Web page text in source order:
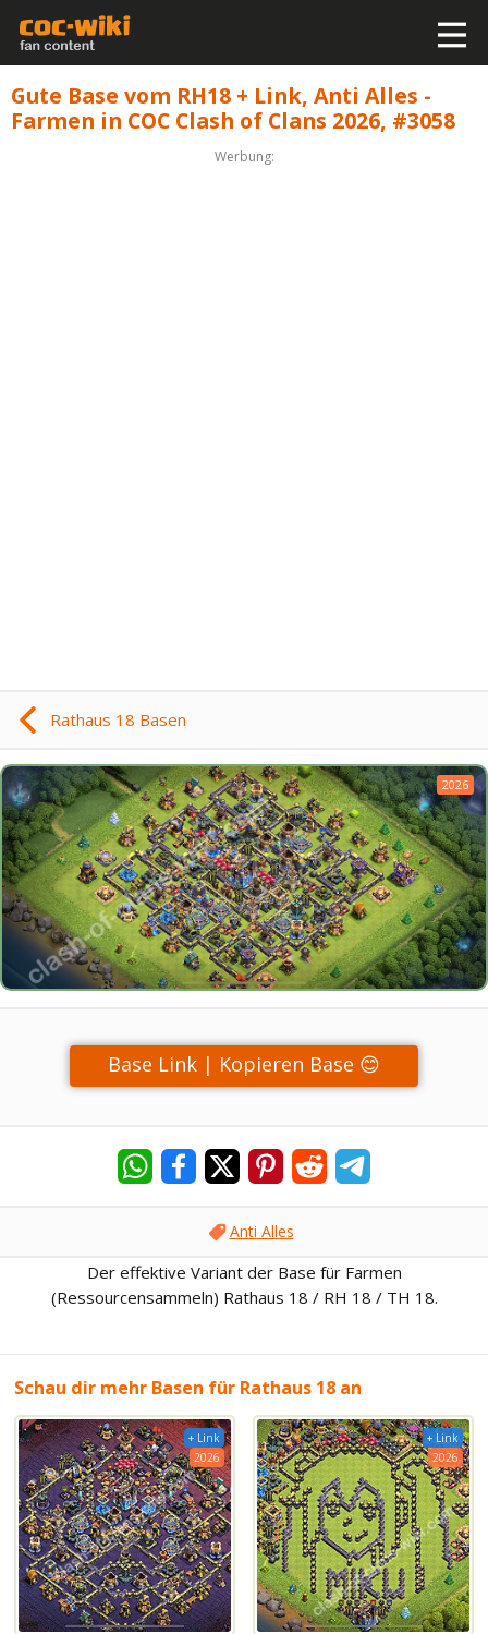
Gute Base vom RH18 + Link, Anti Alles -
Farmen in COC Clash of Clans 2026, #3058
Werbung:
Rathaus 18 Basen
2026
Base Link | Kopieren Base 😊
Anti Alles
Der effektive Variant der Base für Farmen
(Ressourcensammeln) Rathaus 18 / RH 18 / TH 18.
Schau dir mehr Basen für Rathaus 18 an
+ Link
2026
+ Link
2026